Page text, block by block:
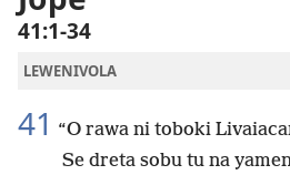
41:1-34
LEWENIVOLA
41 “O rawa ni toboki
Se dreta sobu tu na